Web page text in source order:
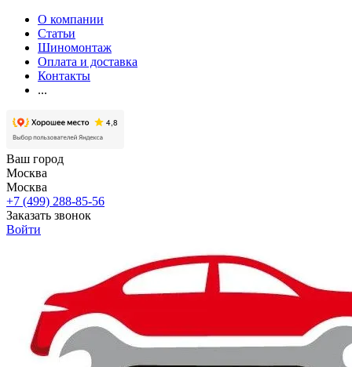
О компании
Статьи
Шиномонтаж
Оплата и доставка
Контакты
...
Ваш город
Москва
Москва
+7 (499) 288-85-56
Заказать звонок
Войти